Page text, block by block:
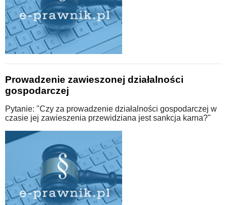
Prowadzenie zawieszonej działalności
gospodarczej
Pytanie: "Czy za prowadzenie działalności gospodarczej w
czasie jej zawieszenia przewidziana jest sankcja karna?"